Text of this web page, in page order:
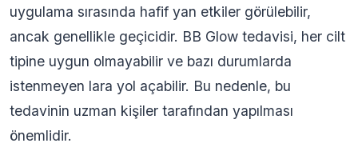
uygulama sırasında hafif yan etkiler görülebilir,
ancak genellikle geçicidir. BB Glow tedavisi, her cilt
tipine uygun olmayabilir ve bazı durumlarda
istenmeyen lara yol açabilir. Bu nedenle, bu
tedavinin uzman kişiler tarafından yapılması
önemlidir.